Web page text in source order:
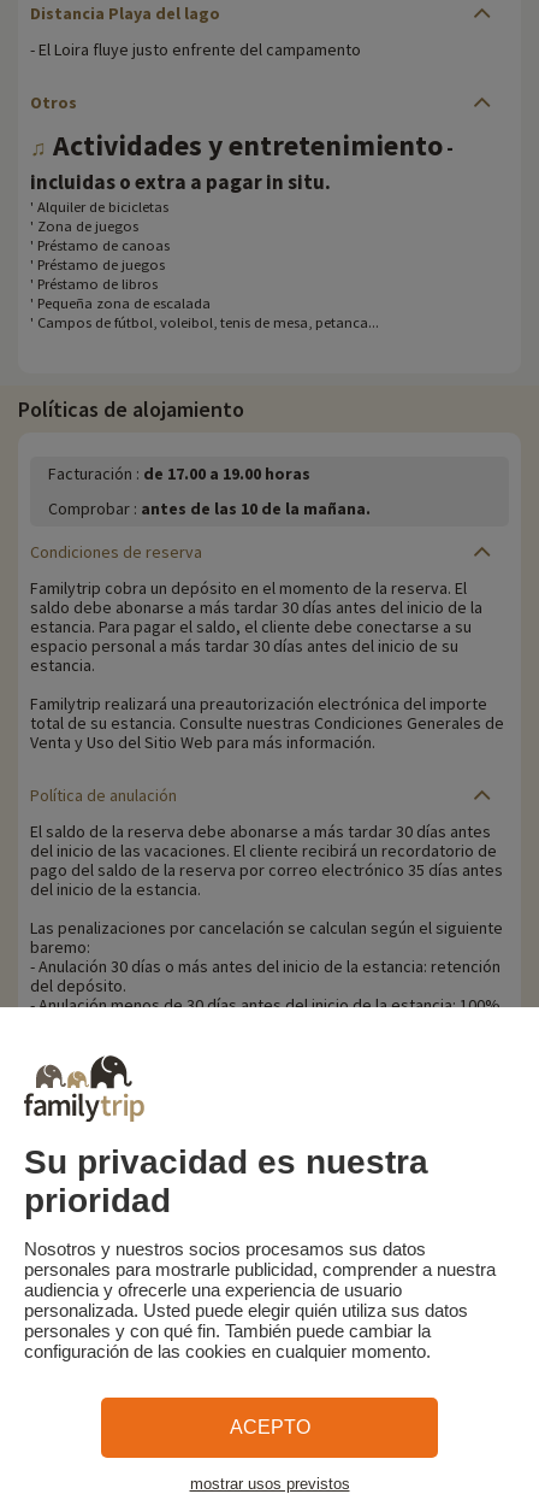
Distancia Playa del lago
- El Loira fluye justo enfrente del campamento
Otros
♫ Actividades y entretenimiento-
incluidas o extra a pagar in situ.
' Alquiler de bicicletas
' Zona de juegos
' Préstamo de canoas
' Préstamo de juegos
' Préstamo de libros
' Pequeña zona de escalada
' Campos de fútbol, voleibol, tenis de mesa, petanca...
Políticas de alojamiento
Facturación : de 17.00 a 19.00 horas
Comprobar : antes de las 10 de la mañana.
Condiciones de reserva
Familytrip cobra un depósito en el momento de la reserva. El
saldo debe abonarse a más tardar 30 días antes del inicio de la
estancia. Para pagar el saldo, el cliente debe conectarse a su
espacio personal a más tardar 30 días antes del inicio de su
estancia.
Familytrip realizará una preautorización electrónica del importe
total de su estancia. Consulte nuestras Condiciones Generales de
Venta y Uso del Sitio Web para más información.
Política de anulación
El saldo de la reserva debe abonarse a más tardar 30 días antes
del inicio de las vacaciones. El cliente recibirá un recordatorio de
pago del saldo de la reserva por correo electrónico 35 días antes
del inicio de la estancia.
Las penalizaciones por cancelación se calculan según el siguiente
baremo:
- Anulación 30 días o más antes del inicio de la estancia: retención
del depósito.
- Anulación menos de 30 días antes del inicio de la estancia: 100%
Familytrip le recomienda contratar un seguro de anulación con su
socio AREAS Assurances. Suscribir en el momento de la reserva o
en las 24 horas siguientes a la reserva por teléfono.
Familytrip
¿Quiénes somos?
Condiciones generales y política de privacidad
Lo que la prensa dice de nosotros
Socios FAQ Blog Mapa del sitio
Pago seguro dirigido por Sooyoos
¿Necesitas ayuda?
Su privacidad es nuestra
prioridad
Nosotros y nuestros socios procesamos sus datos
personales para mostrarle publicidad, comprender a nuestra
audiencia y ofrecerle una experiencia de usuario
personalizada. Usted puede elegir quién utiliza sus datos
personales y con qué fin. También puede cambiar la
configuración de las cookies en cualquier momento.
ACEPTO
mostrar usos previstos